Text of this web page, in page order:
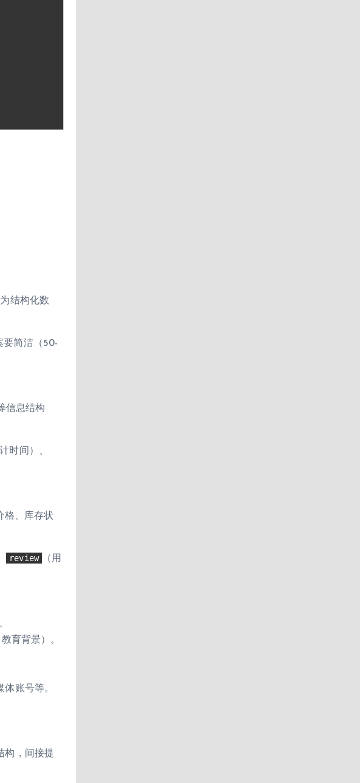
结构化数
要简洁（50-
信息结构
时间）、
格、库存状
review
（用
、
教育背景）。
账号等。
构，间接提